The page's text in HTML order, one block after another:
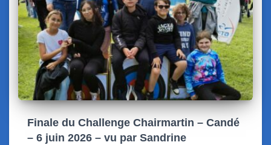
Finale du Challenge Chairmartin – Candé
– 6 juin 2026 – vu par Sandrine